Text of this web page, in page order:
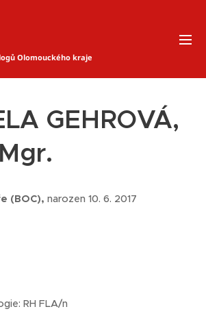
Olomouckého kraje
GEHROVÁ,
(BOC), narozen 10. 6. 2017
RH FLA/n